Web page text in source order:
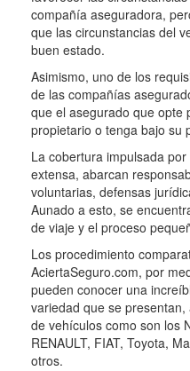
compañía aseguradora,
que las circunstancias del
buen estado.
Asimismo, uno de los
de las compañías
que el asegurado que opte
propietario o tenga bajo su
La cobertura impulsada
extensa, abarcan
voluntarias, defensas
Aunado a esto, se
de viaje y el proceso
Los procedimiento
AciertaSeguro.com, por
pueden conocer una
variedad que se
de vehículos como son los
RENAULT, FIAT, Toyota,
otros.